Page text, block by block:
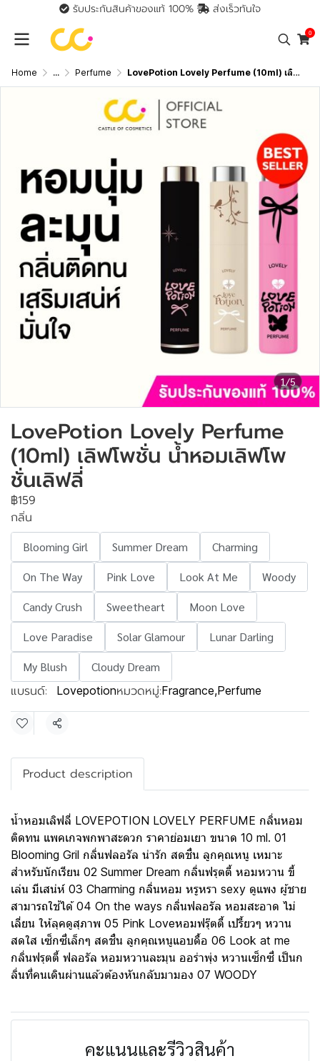
รับประกันสินค้าของแท้ 100% ส่งเร็วทันใจ
0
Home ... Perfume LovePotion Lovely Perfume (10ml) เลิฟโพชั่น น้ำหอมเลิฟโพชั่นเลิฟลี่
1/5
LovePotion Lovely Perfume
(10ml) เลิฟโพชั่น น้ำหอมเลิฟโพ
ชั่นเลิฟลี่
฿159
กลิ่น
Blooming Girl Summer Dream
Charming
On The Way
Pink Love Look At Me
Woody
Candy Crush
Sweetheart
Moon Love
Love Paradise
Solar Glamour
Lunar Darling
My Blush
Cloudy Dream
แบรนด์: Lovepotionหมวดหมู่:Fragrance,Perfume
แชร์
Product description
น้ำหอมเลิฟลี่ LOVEPOTION LOVELY PERFUME กลิ่นหอม
ติดทน แพคเกจพกพาสะดวก ราคาย่อมเยา ขนาด 10 ml. 01
Blooming Gril กลิ่นฟลอรัล น่ารัก สดชื่น ลูกคุณหนู เหมาะ
สำหรับนักเรียน 02 Summer Dream กลิ่นฟรุตตี้ หอมหวาน ขี้
เล่น มีเสน่ห์ 03 Charming กลิ่นหอม หรูหรา sexy ดูแพง ผู้ชาย
สามารถใช้ได้ 04 On the ways กลิ่นฟลอรัล หอมสะอาด ไม่
เลี่ยน ให้ลุคดูสุภาพ 05 Pink Loveหอมฟรุ๊ตตี้ เปรี้ยวๆ หวาน
สดใส เซ็กซี่เล็กๆ สดชื่น ลูกคุณหนูแอบดื้อ 06 Look at me
กลิ่นฟรุตตี้ ฟลอรัล หอมหวานละมุน ออร่าพุ่ง หวานเซ็กซี่ เป็นก
ลิ่นที่คนเดินผ่านแล้วต้องหันกลับมามอง 07 WOODY
คะแนนและรีวิวสินค้า